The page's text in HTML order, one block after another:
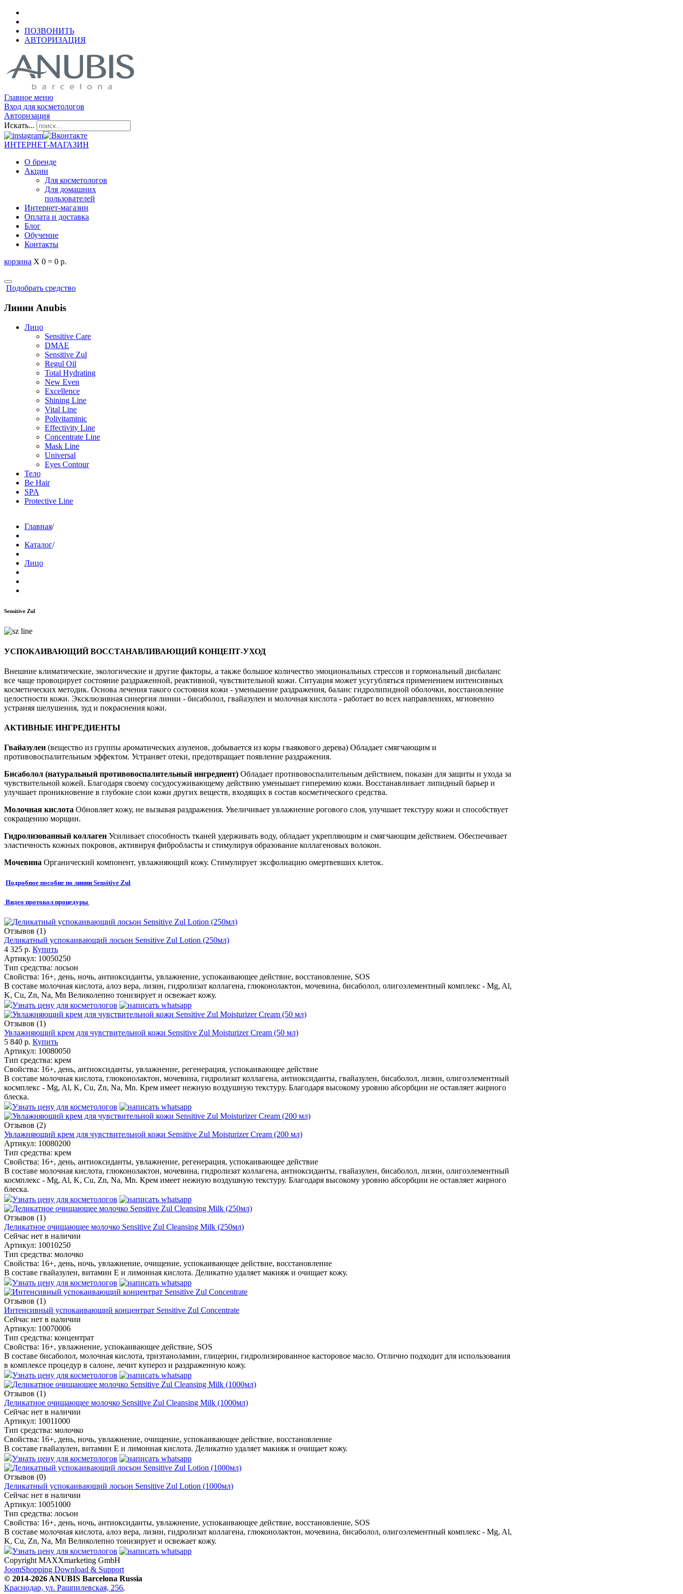
ПОЗВОНИТЬ
АВТОРИЗАЦИЯ
Главное меню
Вход для косметологов
Авторизация
Искать...
ИНТЕРНЕТ-МАГАЗИН
О бренде
Акции
Для косметологов
Для домашних
пользователей
Интернет-магазин
Оплата и доставка
Блог
Обучение
Контакты
корзина X 0 = 0 р.
Подобрать средство
Линии Anubis
Лицо
Sensitive Care
DMAE
Sensitive Zul
Regul Oil
Total Hydrating
New Even
Excellence
Shining Line
Vital Line
Polivitaminic
Effectivity Line
Concentrate Line
Mask Line
Universal
Eyes Contour
Тело
Be Hair
SPA
Protective Line
Главная/
Каталог/
Лицо
Sensitive Zul
УСПОКАИВАЮЩИЙ ВОССТАНАВЛИВАЮЩИЙ КОНЦЕПТ-УХОД
Внешние климатические, экологические и другие факторы, а также большое количество эмоциональных стрессов и гормональный дисбаланс
все чаще провоцирует состояние раздраженной, реактивной, чувствительной кожи. Ситуация может усугубляться применением интенсивных
косметических методик. Основа лечения такого состояния кожи - уменьшение раздражения, баланс гидролипидной оболочки, восстановление
целостности кожи. Эксклюзивная синергия линии - бисаболол, гвайазулен и молочная кислота - работает во всех направлениях, мгновенно
устраняя шелушения, зуд и покраснения кожи.
АКТИВНЫЕ ИНГРЕДИЕНТЫ
Гвайазулен (вещество из группы ароматических азуленов, добывается из коры гваякового дерева) Обладает смягчающим и
противовоспалительным эффектом. Устраняет отеки, предотвращает появление раздражения.
Бисаболол (натуральный противовоспалительный ингредиент) Обладает противовоспалительным действием, показан для защиты и ухода за
чувствительной кожей. Благодаря своему сосудосуживающему действию уменьшает гиперемию кожи. Восстанавливает липидный барьер и
улучшает проникновение в глубокие слои кожи других веществ, входящих в состав косметического средства.
Молочная кислота Обновляет кожу, не вызывая раздражения. Увеличивает увлажнение рогового слоя, улучшает текстуру кожи и способствует
сокращению морщин.
Гидролизованный коллаген Усиливает способность тканей удерживать воду, обладает укрепляющим и смягчающим действием. Обеспечивает
эластичность кожных покровов, активируя фибробласты и стимулируя образование коллагеновых волокон.
Мочевина Органический компонент, увлажняющий кожу. Стимулирует эксфолиацию омертвевших клеток.
Подробное пособие по линии Sensitive Zul
Видео протокол процедуры
Отзывов (1)
Деликатный успокаивающий лосьон Sensitive Zul Lotion (250мл)
4 325 р. Купить
Артикул: 10050250
Тип средства: лосьон
Свойства: 16+, день, ночь, антиоксиданты, увлажнение, успокаивающее действие, восстановление, SOS
В составе молочная кислота, алоэ вера, лизин, гидролизат коллагена, глюконолактон, мочевина, бисаболол, олигоэлементный комплекс - Mg, Al,
K, Cu, Zn, Na, Mn Великолепно тонизирует и освежает кожу.
Узнать цену для косметологов
Отзывов (1)
Увлажняющий крем для чувствительной кожи Sensitive Zul Moisturizer Cream (50 мл)
5 840 р. Купить
Артикул: 10080050
Тип средства: крем
Свойства: 16+, день, антиоксиданты, увлажнение, регенерация, успокаивающее действие
В составе молочная кислота, глюконолактон, мочевина, гидролизат коллагена, антиоксиданты, гвайазулен, бисаболол, лизин, олигоэлементный
космплекс - Mg, Al, K, Cu, Zn, Na, Mn. Крем имеет нежную воздушную текстуру. Благодаря высокому уровню абсорбции не оставляет жирного
блеска.
Узнать цену для косметологов
Отзывов (2)
Увлажняющий крем для чувствительной кожи Sensitive Zul Moisturizer Cream (200 мл)
Артикул: 10080200
Тип средства: крем
Свойства: 16+, день, антиоксиданты, увлажнение, регенерация, успокаивающее действие
В составе молочная кислота, глюконолактон, мочевина, гидролизат коллагена, антиоксиданты, гвайазулен, бисаболол, лизин, олигоэлементный
космплекс - Mg, Al, K, Cu, Zn, Na, Mn. Крем имеет нежную воздушную текстуру. Благодаря высокому уровню абсорбции не оставляет жирного
блеска.
Узнать цену для косметологов
Отзывов (1)
Деликатное очищающее молочко Sensitive Zul Cleansing Milk (250мл)
Сейчас нет в наличии
Артикул: 10010250
Тип средства: молочко
Свойства: 16+, день, ночь, увлажнение, очищение, успокаивающее действие, восстановление
В составе гвайазулен, витамин E и лимонная кислота. Деликатно удаляет макияж и очищает кожу.
Узнать цену для косметологов
Отзывов (1)
Интенсивный успокаивающий концентрат Sensitive Zul Concentrate
Сейчас нет в наличии
Артикул: 10070006
Тип средства: концентрат
Свойства: 16+, увлажнение, успокаивающее действие, SOS
В составе бисаболол, молочная кислота, триэтаноламин, глицерин, гидролизированное касторовое масло. Отлично подходит для использования
в комплексе процедур в салоне, лечит купероз и раздраженную кожу.
Узнать цену для косметологов
Отзывов (1)
Деликатное очищающее молочко Sensitive Zul Cleansing Milk (1000мл)
Сейчас нет в наличии
Артикул: 10011000
Тип средства: молочко
Свойства: 16+, день, ночь, увлажнение, очищение, успокаивающее действие, восстановление
В составе гвайазулен, витамин E и лимонная кислота. Деликатно удаляет макияж и очищает кожу.
Узнать цену для косметологов
Отзывов (0)
Деликатный успокаивающий лосьон Sensitive Zul Lotion (1000мл)
Сейчас нет в наличии
Артикул: 10051000
Тип средства: лосьон
Свойства: 16+, день, ночь, антиоксиданты, увлажнение, успокаивающее действие, восстановление, SOS
В составе молочная кислота, алоэ вера, лизин, гидролизат коллагена, глюконолактон, мочевина, бисаболол, олигоэлементный комплекс - Mg, Al,
K, Cu, Zn, Na, Mn Великолепно тонизирует и освежает кожу.
Узнать цену для косметологов
Copyright MAXXmarketing GmbH
JoomShopping Download & Support
© 2014-2026 ANUBIS Barcelona Russia
Краснодар, ул. Рашпилевская, 256,